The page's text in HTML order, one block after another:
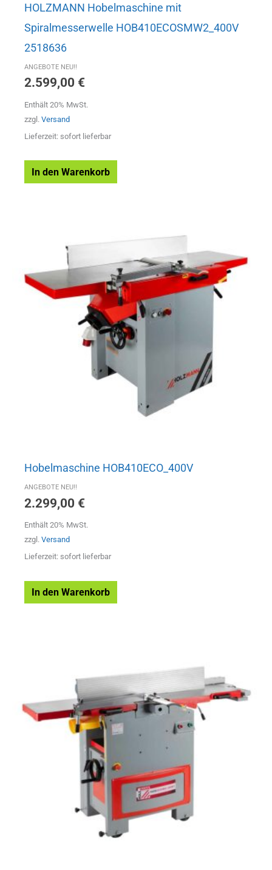
HOLZMANN Hobelmaschine mit
Spiralmesserwelle HOB410ECOSMW2_400V
2518636
ANGEBOTE NEU!!
2.599,00 €
Enthält 20% MwSt.
zzgl. Versand
Lieferzeit: sofort lieferbar
In den Warenkorb
Hobelmaschine HOB410ECO_400V
ANGEBOTE NEU!!
2.299,00 €
Enthält 20% MwSt.
zzgl. Versand
Lieferzeit: sofort lieferbar
In den Warenkorb